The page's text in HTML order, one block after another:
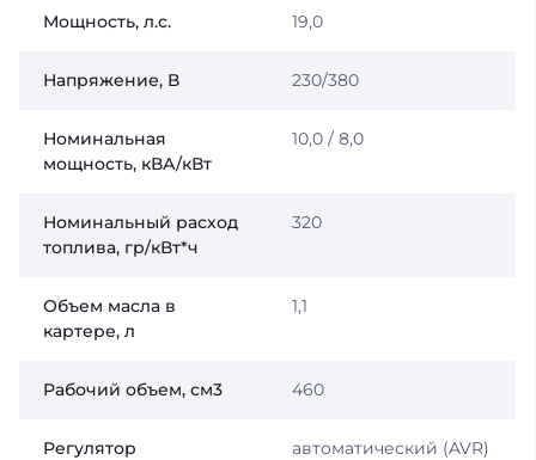
Мощность, л.с. 19,0
Напряжение, В 230/380
Номинальная
мощность, кВА/кВт
10,0 / 8,0
Номинальный расход
топлива, гр/кВт*ч
320
Объем масла в
картере, л
1,1
Рабочий объем, см3 460
Регулятор
автоматический (AVR)